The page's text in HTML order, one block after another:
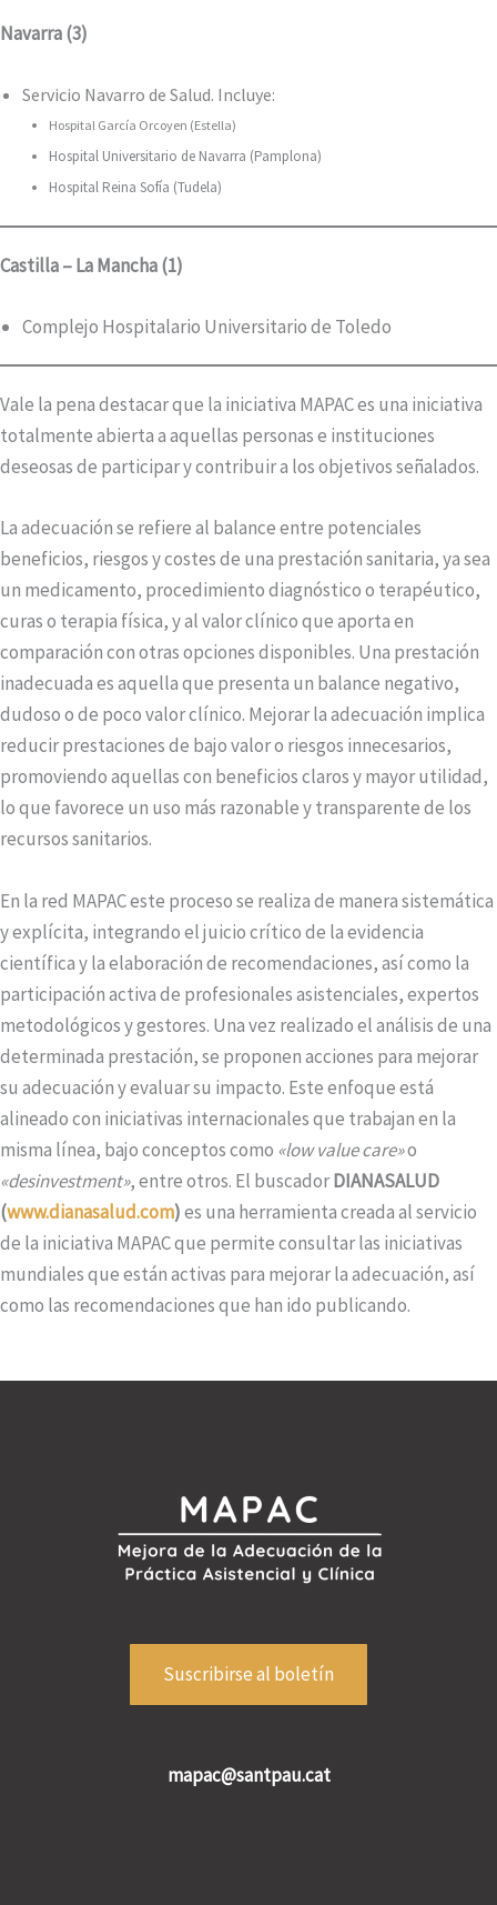
Navarra (3)
Servicio Navarro de Salud. Incluye:
Hospital García Orcoyen (Estella)
Hospital Universitario de Navarra (Pamplona)
Hospital Reina Sofía (Tudela)
Castilla – La Mancha (1)
Complejo Hospitalario Universitario de Toledo
Vale la pena destacar que la iniciativa MAPAC es una iniciativa
totalmente abierta a aquellas personas e instituciones
deseosas de participar y contribuir a los objetivos señalados.
La adecuación se refiere al balance entre potenciales
beneficios, riesgos y costes de una prestación sanitaria, ya sea
un medicamento, procedimiento diagnóstico o terapéutico,
curas o terapia física, y al valor clínico que aporta en
comparación con otras opciones disponibles. Una prestación
inadecuada es aquella que presenta un balance negativo,
dudoso o de poco valor clínico. Mejorar la adecuación implica
reducir prestaciones de bajo valor o riesgos innecesarios,
promoviendo aquellas con beneficios claros y mayor utilidad,
lo que favorece un uso más razonable y transparente de los
recursos sanitarios.
En la red MAPAC este proceso se realiza de manera sistemática
y explícita, integrando el juicio crítico de la evidencia
científica y la elaboración de recomendaciones, así como la
participación activa de profesionales asistenciales, expertos
metodológicos y gestores. Una vez realizado el análisis de una
determinada prestación, se proponen acciones para mejorar
su adecuación y evaluar su impacto. Este enfoque está
alineado con iniciativas internacionales que trabajan en la
misma línea, bajo conceptos como «low value care»o
«desinvestment», entre otros. El buscadorDIANASALUD
(www.dianasalud.com)es una herramienta creada al servicio
de la iniciativa MAPAC que permite consultar las iniciativas
mundiales que están activas para mejorar la adecuación, así
como las recomendaciones que han ido publicando.
Suscribirse al boletín
mapac@santpau.cat